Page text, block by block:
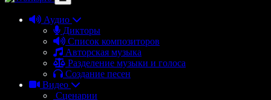
Аудио
Дикторы
Список композиторов
Авторская музыка
Разделение музыки и голоса
Создание песен
Видео
Сценарии